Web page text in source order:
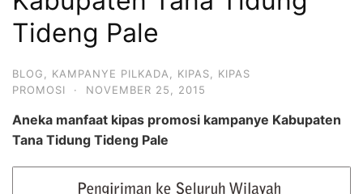
Tideng Pale
BLOG KAMPANYE PILKADA KIPAS
KIPAS
PROMOSI
· NOVEMBER 25, 2015
Aneka manfaat kipas promosi kampanye Kabupaten
Tana Tidung Tideng Pale